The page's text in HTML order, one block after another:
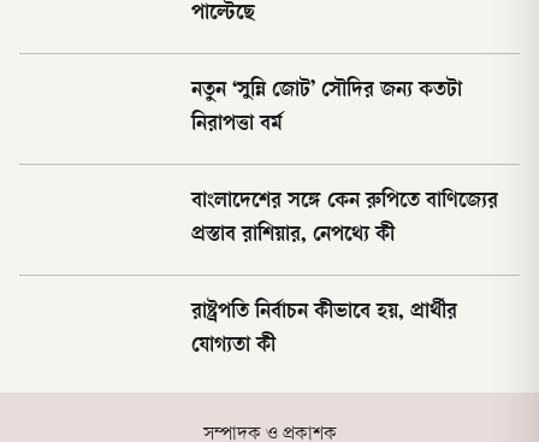
পাল্টেছে
নতুন ‘সুন্নি জোট’ সৌদির জন্য কতটা
নিরাপত্তা বর্ম
বাংলাদেশের সঙ্গে কেন রুপিতে বাণিজ্যের
প্রস্তাব রাশিয়ার, নেপথ্যে কী
রাষ্ট্রপতি নির্বাচন কীভাবে হয়, প্রার্থীর
যোগ্যতা কী
সম্পাদক ও প্রকাশক